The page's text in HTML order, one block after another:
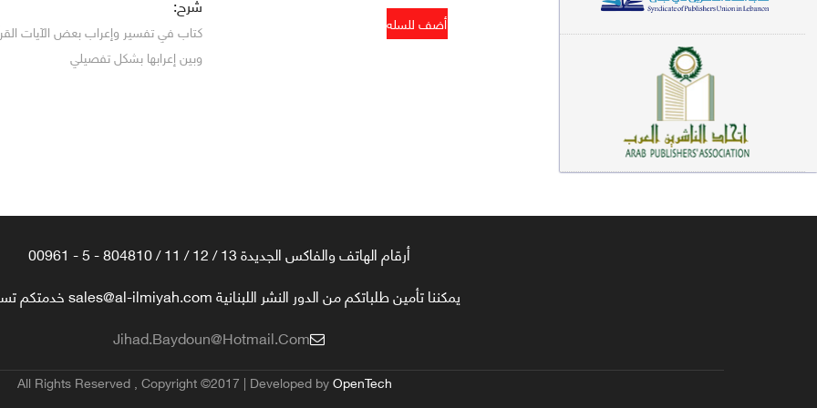
معاجم لغوية (89)
سيرة نبوية وتصوف (81)
دراسات إسلامية (75)
شعر (72)
علوم قرآن (66)
فقه عام وأحكام فقهية (62)
كتاب في تفسير وإعراب بعض الآيات
وبين إعرابها بشكل تفصيلي
أرقام الهاتف والفاكس الجديدة 13 / 12 / 11 / 804810 - 5 - 00961
يمكننا تأمين طلباتكم من الدور النشر اللبنانية sales@al-ilmiyah.com خدمتكم تسعدنا
Jihad.baydoun@hotmail.com
All Rights Reserved , Copyright ©2017 | Developed byOpenTech